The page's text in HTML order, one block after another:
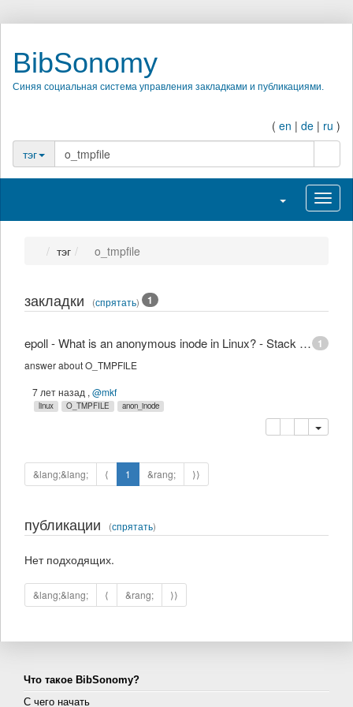
BibSonomy
Синяя социальная система управления закладками и публикациями.
( en | de | ru )
тэг
Переключить
тэг o_tmpfile
закладки (спрятать) 1
1
epoll - What is an anonymous inode in Linux? - Stack Overflow
answer about O_TMPFILE
7 лет назад ,@mkf
linux O_TMPFILE anon_inode
копировать
удалить
&lang;&lang; ⟨ 1 &rang; ⟩⟩
публикации (спрятать)
Нет подходящих.
&lang;&lang; ⟨ &rang; ⟩⟩
Что такое BibSonomy?
С чего начать